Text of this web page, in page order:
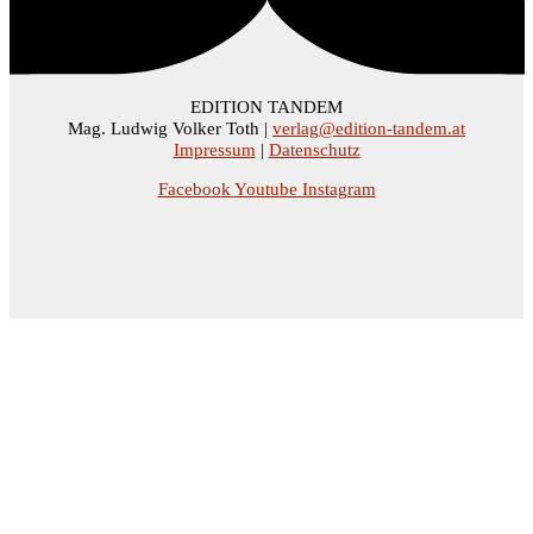
EDITION TANDEM
Mag. Ludwig Volker Toth | verlag@edition-tandem.at
Impressum | Datenschutz
Facebook Youtube Instagram